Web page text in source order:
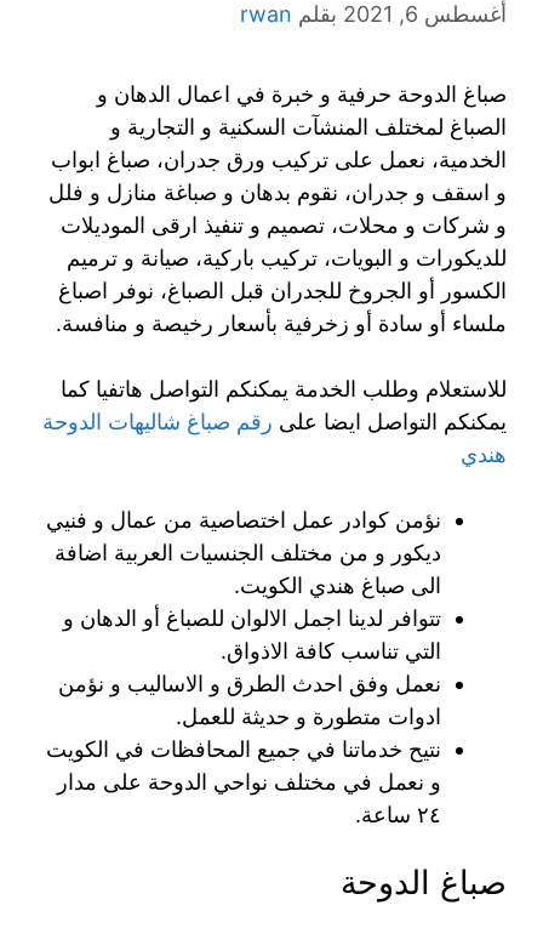
أغسطس 6, 2021 بقلم rwan
صباغ الدوحة حرفية و خبرة في اعمال الدهان و
الصباغ لمختلف المنشآت السكنية و التجارية و
الخدمية، نعمل على تركيب ورق جدران، صباغ ابواب
و اسقف و جدران، نقوم بدهان و صباغة منازل و فلل
و شركات و محلات، تصميم و تنفيذ ارقى الموديلات
للديكورات و البويات، تركيب باركية، صيانة و ترميم
الكسور أو الجروخ للجدران قبل الصباغ، نوفر اصباغ
ملساء أو سادة أو زخرفية بأسعار رخيصة و منافسة.
للاستعلام وطلب الخدمة يمكنكم التواصل هاتفيا كما
يمكنكم التواصل ايضا على رقم صباغ شاليهات الدوحة
هندي
نؤمن كوادر عمل اختصاصية من عمال و فنيي
ديكور و من مختلف الجنسيات العربية اضافة
الى صباغ هندي الكويت.
تتوافر لدينا اجمل الالوان للصباغ أو الدهان و
التي تناسب كافة الاذواق.
نعمل وفق احدث الطرق و الاساليب و نؤمن
ادوات متطورة و حديثة للعمل.
نتيح خدماتنا في جميع المحافظات في الكويت
و نعمل في مختلف نواحي الدوحة على مدار
٢٤ ساعة.
صباغ الدوحة